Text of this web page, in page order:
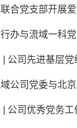
合党支部开展
办与流域一科
| 公司先进基层党
公司党委与北
| 公司优秀党务工